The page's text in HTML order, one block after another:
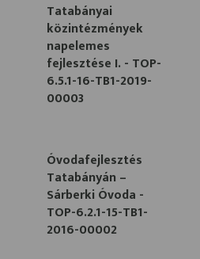
Tatabányai
közintézmények
napelemes
fejlesztése I. - TOP-
6.5.1-16-TB1-2019-
00003
Óvodafejlesztés
Tatabányán –
Sárberki Óvoda -
TOP-6.2.1-15-TB1-
2016-00002